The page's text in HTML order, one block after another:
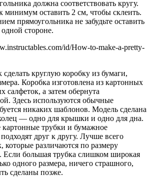
должна соответствовать кругу.
минимум оставить 2 см, чтобы склеить.
прямоугольника не забудьте оставить
стороне.
id/How-to-make-a-pretty-
круглую коробку из бумаги,
Коробка изготовлена из картонных
салфеток, а затем обернута
Здесь используются обычные
никаких шаблонов. Модель сделана
— одно для крышки и одно для дна.
трубки и бумажное
друг к другу. Лучше всего
которые различаются по размеру
большая трубка слишком широкая
одного размера, ничего страшного,
сделаны позже.